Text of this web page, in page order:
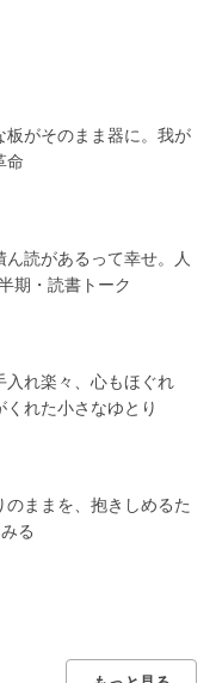
板がそのまま器に。我が
命
ん読があるって幸せ。人
期・読書トーク
入れ楽々、心もほぐれ
れた小さなゆとり
のままを、抱きしめるた
る